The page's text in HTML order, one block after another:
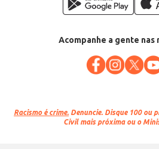
Acompanhe a gente nas
Racismo é crime. Denuncie. Disque 100 ou
Civil mais próxima ou o